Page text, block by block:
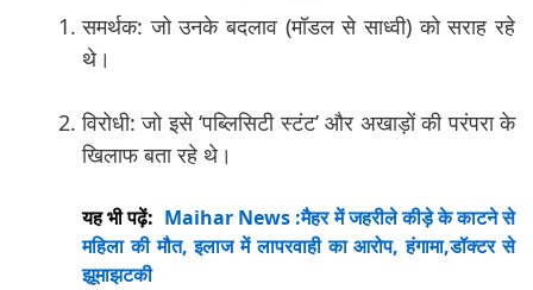
समर्थक: जो उनके बदलाव (मॉडल से साध्वी) को सराह रहे
थे।
विरोधी: जो इसे ‘पब्लिसिटी स्टंट’ और अखाड़ों की परंपरा के
खिलाफ बता रहे थे।
यह भी पढ़ें: Maihar News :मैहर में जहरीले कीड़े के काटने से
महिला की मौत, इलाज में लापरवाही का आरोप, हंगामा,डॉक्टर से
झूमाझटकी